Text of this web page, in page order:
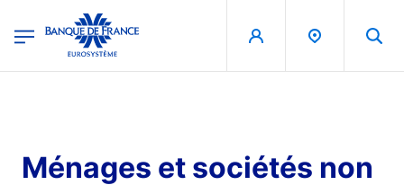
Banque de France - Menu Principal
Ménages et sociétés non